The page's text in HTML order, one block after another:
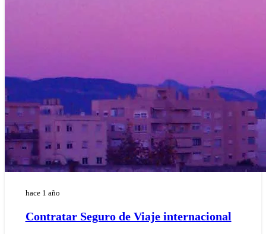
hace 1 año
Contratar Seguro de Viaje internacional